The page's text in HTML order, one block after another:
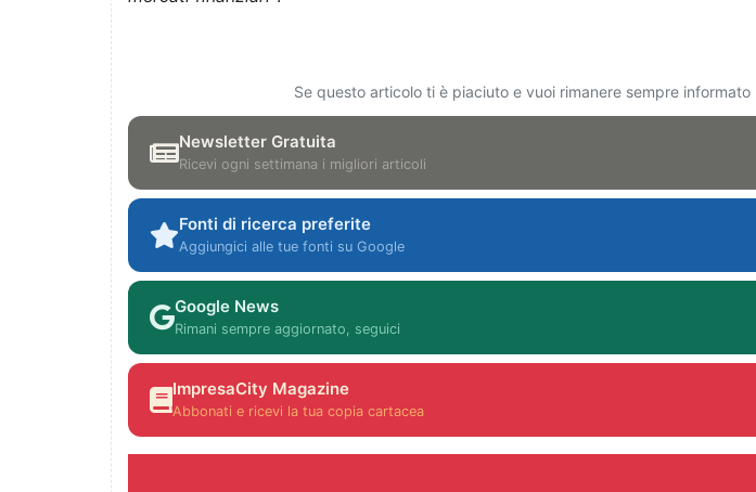
Se questo articolo ti è piaciuto e vuoi rimanere sempre informato
Newsletter Gratuita
Ricevi ogni settimana i migliori articoli
Fonti di ricerca preferite
Aggiungici alle tue fonti su Google
Google News
Rimani sempre aggiornato, seguici
ImpresaCity Magazine
Abbonati e ricevi la tua copia cartacea